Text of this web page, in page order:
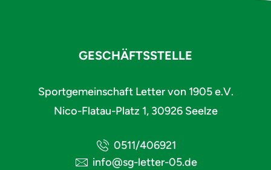
GESCHÄFTSSTELLE
Sportgemeinschaft Letter von 1905 e.V.
Nico-Flatau-Platz 1, 30926 Seelze
0511/406921
info@sg-letter-05.de